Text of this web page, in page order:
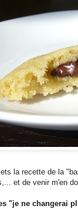
la recette de la
et de venir m'en
"je ne changerai